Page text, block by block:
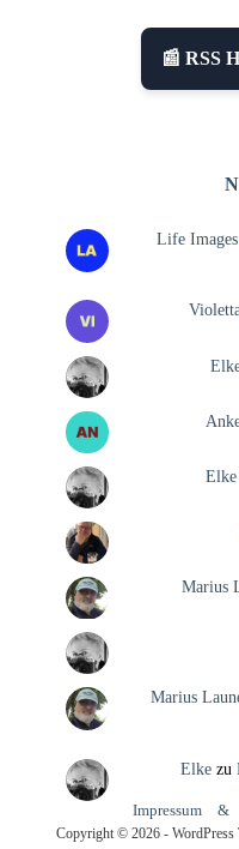
📰 RSS
Life
Elke
Marius
Marius
Elkezu
Impressum &
Copyright © 2026 - WordPress